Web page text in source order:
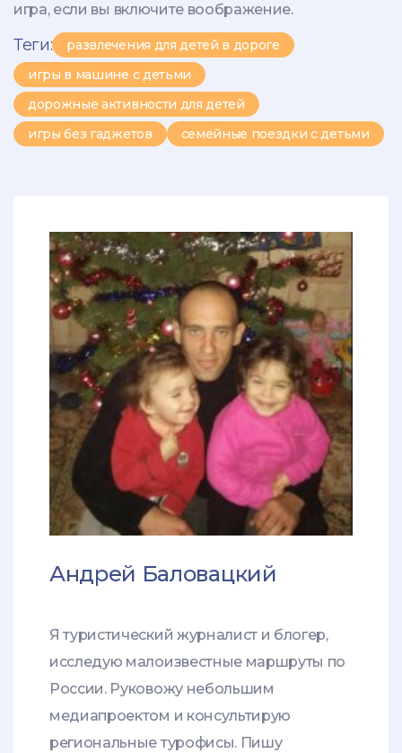
игра, если вы включите воображение.
Теги:
развлечения для детей в дороге
игры в машине с детьми
дорожные активности для детей
игры без гаджетов
семейные поездки с детьми
Андрей Баловацкий
Я туристический журналист и блогер,
исследую малоизвестные маршруты по
России. Руковожу небольшим
медиапроектом и консультирую
региональные турофисы. Пишу